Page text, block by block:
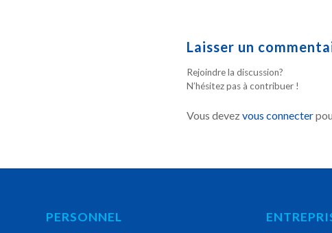
Laisser un
Rejoindre la discussion?
N’hésitez pas à contribuer !
Vous devezvous connecter
PERSONNEL